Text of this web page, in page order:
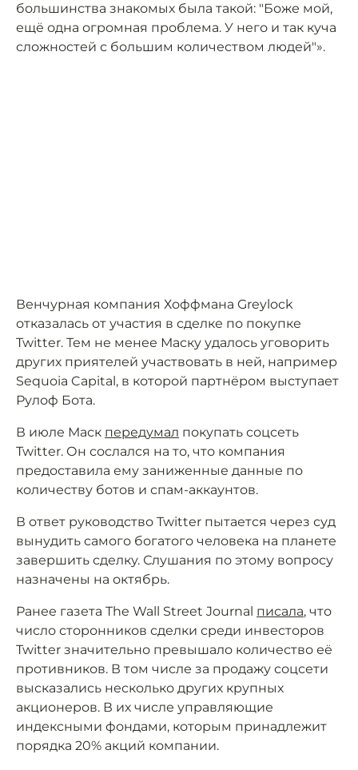
большинства знакомых была такой: "Боже мой,
ещё одна огромная проблема. У него и так куча
сложностей с большим количеством людей"».
Венчурная компания Хоффмана Greylock
отказалась от участия в сделке по покупке
Twitter. Тем не менее Маску удалось уговорить
других приятелей участвовать в ней, например
Sequoia Capital, в которой партнёром выступает
Рулоф Бота.
В июле Маск передумал покупать соцсеть
Twitter. Он сослался на то, что компания
предоставила ему заниженные данные по
количеству ботов и спам-аккаунтов.
В ответ руководство Twitter пытается через суд
вынудить самого богатого человека на планете
завершить сделку. Слушания по этому вопросу
назначены на октябрь.
Ранее газета The Wall Street Journal писала, что
число сторонников сделки среди инвесторов
Twitter значительно превышало количество её
противников. В том числе за продажу соцсети
высказались несколько других крупных
акционеров. В их числе управляющие
индексными фондами, которым принадлежит
порядка 20% акций компании.